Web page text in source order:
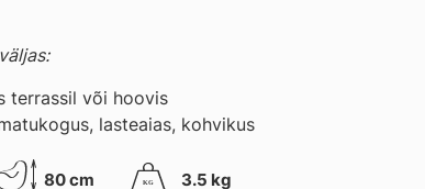
terrassil või hoovis
lasteaias, kohvikus
80 cm KG 3.5 kg